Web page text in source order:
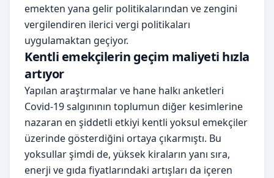
emekten yana gelir politikalarından ve zengini
vergilendiren ilerici vergi politikaları
uygulamaktan geçiyor.
Kentli emekçilerin geçim maliyeti hızla
artıyor
Yapılan araştırmalar ve hane halkı anketleri
Covid-19 salgınının toplumun diğer kesimlerine
nazaran en şiddetli etkiyi kentli yoksul emekçiler
üzerinde gösterdiğini ortaya çıkarmıştı. Bu
yoksullar şimdi de, yüksek kiraların yanı sıra,
enerji ve gıda fiyatlarındaki artışları da içeren